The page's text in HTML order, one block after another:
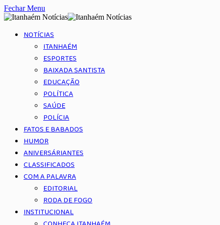
Fechar Menu
NOTÍCIAS
ITANHAÉM
ESPORTES
BAIXADA SANTISTA
EDUCAÇÃO
POLÍTICA
SAÚDE
POLÍCIA
FATOS E BABADOS
HUMOR
ANIVERSÁRIANTES
CLASSIFICADOS
COM A PALAVRA
EDITORIAL
RODA DE FOGO
INSTITUCIONAL